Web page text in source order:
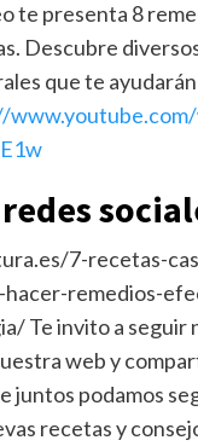
te presenta 8
Descubre
que te
7-recetas-
hacer-remedios-
Te invito a seguir
web y
juntos podamos
recetas y